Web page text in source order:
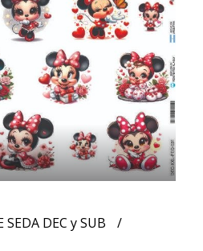
SEDA DEC y SUB